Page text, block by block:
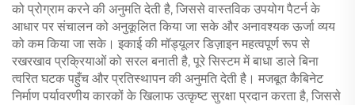
को प्रोग्राम करने की अनुमति देती है, जिससे वास्तविक उपयोग पैटर्न के
आधार पर संचालन को अनुकूलित किया जा सके और अनावश्यक ऊर्जा व्यय
को कम किया जा सके। इकाई की मॉड्यूलर डिज़ाइन महत्वपूर्ण रूप से
रखरखाव प्रक्रियाओं को सरल बनाती है, पूरे सिस्टम में बाधा डाले बिना
त्वरित घटक पहुँच और प्रतिस्थापन की अनुमति देती है। मजबूत कैबिनेट
निर्माण पर्यावरणीय कारकों के खिलाफ उत्कृष्ट सुरक्षा प्रदान करता है, जिससे